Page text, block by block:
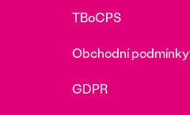
TBoCPS
Obchodní podmínky
GDPR